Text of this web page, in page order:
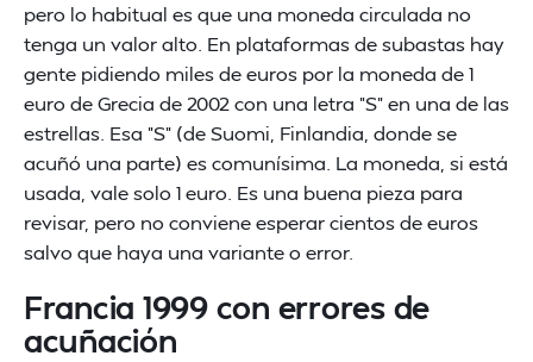
pero lo habitual es que una moneda circulada no
tenga un valor alto. En plataformas de subastas hay
gente pidiendo miles de euros por la moneda de 1
euro de Grecia de 2002 con una letra "S" en una de las
estrellas. Esa "S" (de Suomi, Finlandia, donde se
acuñó una parte) es comunísima. La moneda, si está
usada, vale solo 1 euro. Es una buena pieza para
revisar, pero no conviene esperar cientos de euros
salvo que haya una variante o error.
Francia 1999 con errores de
acuñación